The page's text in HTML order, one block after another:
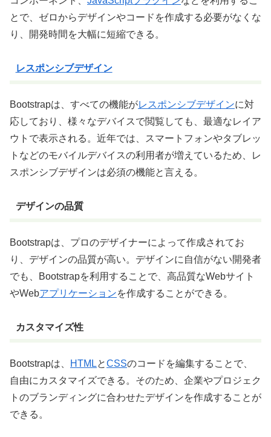
とで、ゼロからデザインやコードを作成する必要がなくな
り、開発時間を大幅に短縮できる。
レスポンシブデザイン
Bootstrapは、すべての機能がレスポンシブデザインに対
応しており、様々なデバイスで閲覧しても、最適なレイア
ウトで表示される。近年では、スマートフォンやタブレッ
トなどのモバイルデバイスの利用者が増えているため、レ
スポンシブデザインは必須の機能と言える。
デザインの品質
Bootstrapは、プロのデザイナーによって作成されてお
り、デザインの品質が高い。デザインに自信がない開発者
でも、Bootstrapを利用することで、高品質なWebサイト
やWebアプリケーションを作成することができる。
カスタマイズ性
Bootstrapは、 HTMLとCSSのコードを編集することで、
自由にカスタマイズできる。そのため、企業やプロジェク
トのブランディングに合わせたデザインを作成することが
できる。